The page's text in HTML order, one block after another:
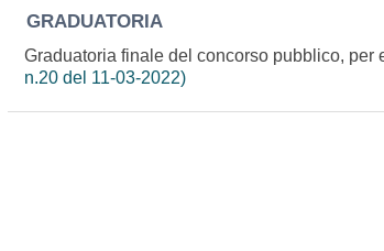
GRADUATORIA
Graduatoria finale del concorso pubblico,
n.20 del 11-03-2022)